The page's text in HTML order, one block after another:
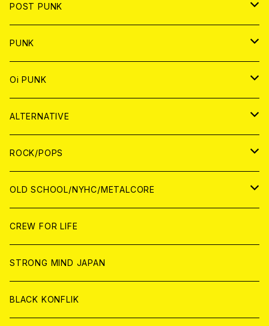
DIGITAL CONTENTS
ANALOG
JAPAN
CD
ANALOG
WORLD
CD
ANALOG
POST PUNK
CD
JAPAN
WORLD
ANALOG
JAPAN
WORLD
PUNK
JAPAN
CD
ANALOG
WORLD
CD
ANALOG
Oi PUNK
JAPAN
CD
ANALOG
WOLRD
CD
ANALOG
ALTERNATIVE
JAPAN
CD
ANALOG
WORLD
CD
ANALOG
ROCK/POPS
JAPAN
CD
ANALOG
WORLD
CD
ANALOG
OLD SCHOOL/NYHC/METALCORE
JAPAN
CD
ANALOG
WORLD
CD
CREW FOR LIFE
STRONG MIND JAPAN
BLACK KONFLIK